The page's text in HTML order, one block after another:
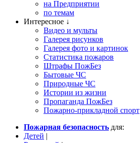
на Предприятии
по темам
Интересное ↓
Видео и мульты
Галерея рисунков
Галерея фото и картинок
Статистика пожаров
Штрафы ПожБез
Бытовые ЧС
Природные ЧС
Истории из жизни
Пропаганда ПожБез
Пожарно-прикладной спорт
Пожарная безопасность для:
Детей |